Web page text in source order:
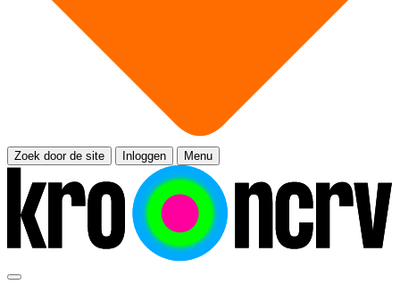
Zoek door de site Inloggen Menu